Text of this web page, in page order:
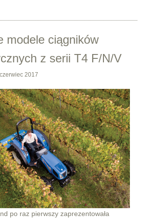
modele ciągników
z serii T4 F/N/V
2017
po raz pierwszy zaprezentowała